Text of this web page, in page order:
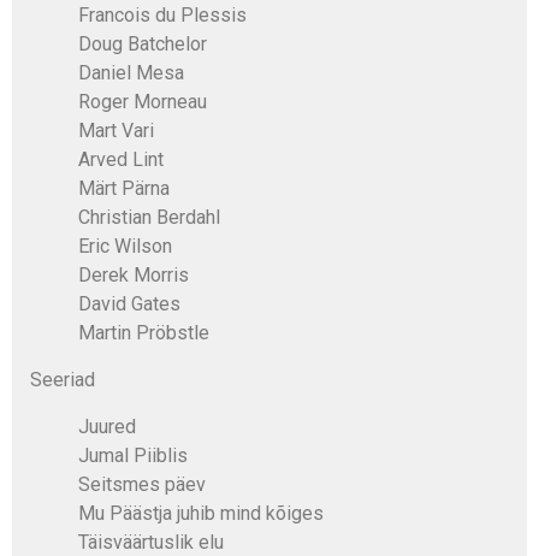
Francois du Plessis
Doug Batchelor
Daniel Mesa
Roger Morneau
Mart Vari
Arved Lint
Märt Pärna
Christian Berdahl
Eric Wilson
Derek Morris
David Gates
Martin Pröbstle
Seeriad
Juured
Jumal Piiblis
Seitsmes päev
Mu Päästja juhib mind kõiges
Täisväärtuslik elu